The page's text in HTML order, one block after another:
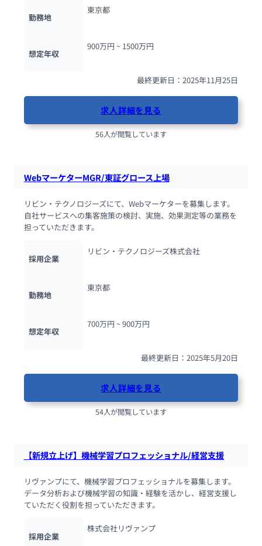
勤務地
東京都
想定年収
900万円 ~ 1500万円
最終更新日：2025年11月25日
求人詳細を見る
56人が閲覧しています
WebマーケターMGR/東証グロース上場
リビン・テクノロジーズにて、Webマーケターを募集します。
自社サービスへの集客施策の検討、実施、効果測定等の業務を
担っていただきます。
採用企業
リビン・テクノロジーズ株式会社
勤務地
東京都
想定年収
700万円 ~ 900万円
最終更新日：2025年5月20日
求人詳細を見る
54人が閲覧しています
【新規立上げ】機械学習プロフェッショナル/経営支援
リヴァンプにて、機械学習プロフェッショナルを募集します。
データ分析および機械学習の知識・経験を活かし、経営支援し
ていただく役割を担っていただきます。
採用企業
株式会社リヴァンプ